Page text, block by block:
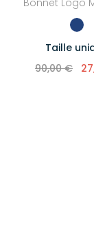
Bonnet Logo
Taille
90,00 €